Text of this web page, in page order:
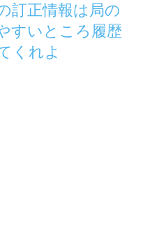
訂正情報は局の
すいところ履歴
くれよ